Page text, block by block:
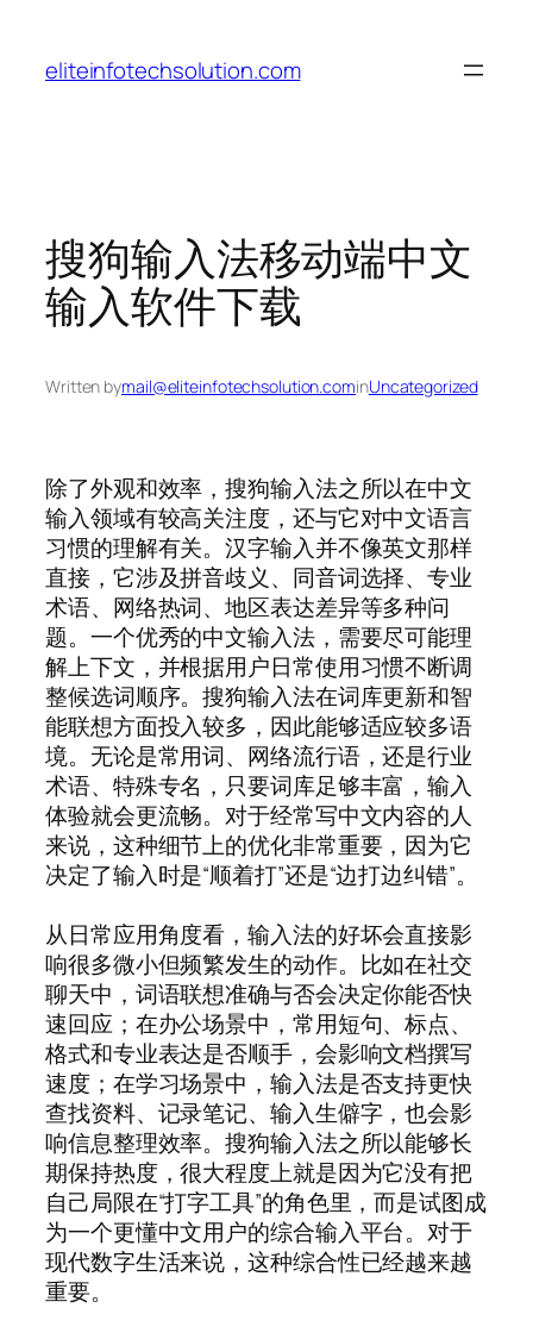
content
eliteinfotechsolution.com
搜狗输入法移动端中文
输入软件下载
Written bymail@eliteinfotechsolution.cominUncategorized
除了外观和效率，搜狗输入法之所以在中文
输入领域有较高关注度，还与它对中文语言
习惯的理解有关。汉字输入并不像英文那样
直接，它涉及拼音歧义、同音词选择、专业
术语、网络热词、地区表达差异等多种问
题。一个优秀的中文输入法，需要尽可能理
解上下文，并根据用户日常使用习惯不断调
整候选词顺序。搜狗输入法在词库更新和智
能联想方面投入较多，因此能够适应较多语
境。无论是常用词、网络流行语，还是行业
术语、特殊专名，只要词库足够丰富，输入
体验就会更流畅。对于经常写中文内容的人
来说，这种细节上的优化非常重要，因为它
决定了输入时是“顺着打”还是“边打边纠错”。
从日常应用角度看，输入法的好坏会直接影
响很多微小但频繁发生的动作。比如在社交
聊天中，词语联想准确与否会决定你能否快
速回应；在办公场景中，常用短句、标点、
格式和专业表达是否顺手，会影响文档撰写
速度；在学习场景中，输入法是否支持更快
查找资料、记录笔记、输入生僻字，也会影
响信息整理效率。搜狗输入法之所以能够长
期保持热度，很大程度上就是因为它没有把
自己局限在“打字工具”的角色里，而是试图成
为一个更懂中文用户的综合输入平台。对于
现代数字生活来说，这种综合性已经越来越
重要。